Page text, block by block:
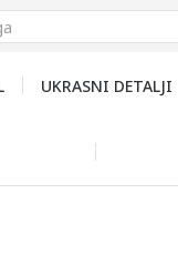
UKRASNI DETALJI